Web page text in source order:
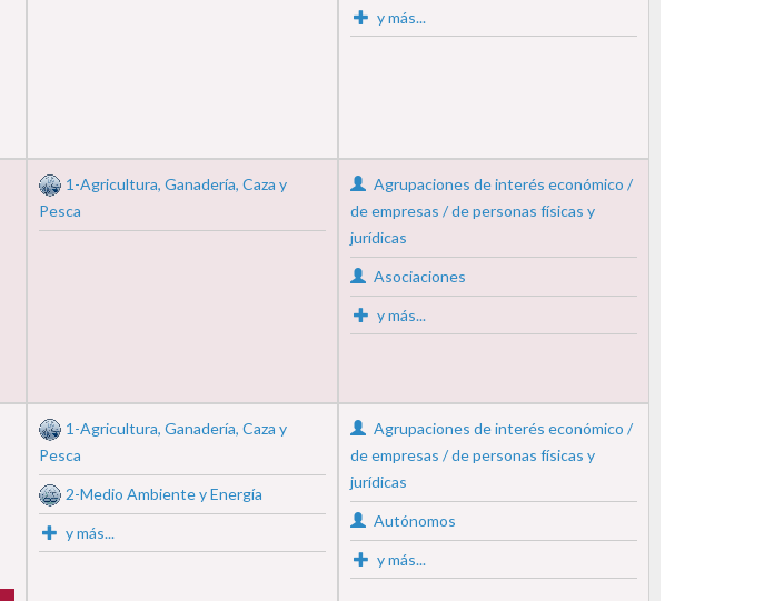
y más...
1-Agricultura, Ganadería, Caza y
Pesca
Agrupaciones de interés económico /
de empresas / de personas físicas y
jurídicas
Asociaciones
y más...
1-Agricultura, Ganadería, Caza y
Pesca
2-Medio Ambiente y Energía
y más...
Agrupaciones de interés económico /
de empresas / de personas físicas y
jurídicas
Autónomos
y más...